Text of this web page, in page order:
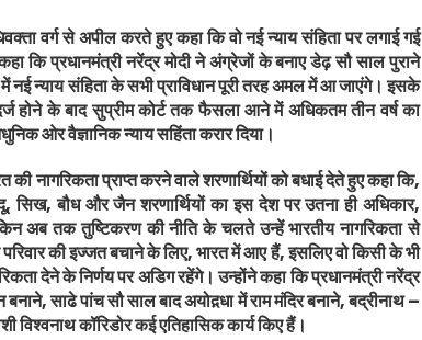
वर्ग से अपील करते हुए कहा कि वो नई न्याय संहिता पर लगाई गई
कि प्रधानमंत्री नरेंद्र मोदी ने अंग्रेजों के बनाए डेढ़ सौ साल पुराने
न्याय संहिता के सभी प्राविधान पूरी तरह अमल में आ जाएंगे। इसके
होने के बाद सुप्रीम कोर्ट तक फैसला आने में अधिकतम तीन वर्ष का
ओर वैज्ञानिक न्याय सहिंता करार दिया।
नागरिकता प्राप्त करने वाले शरणार्थियों को बधाई देते हुए कहा कि,
सिख, बौध और जैन शरणार्थियों का इस देश पर उतना ही अधिकार,
अब तक तुष्टिकरण की नीति के चलते उन्हें भारतीय नागरिकता से
की इज्जत बचाने के लिए, भारत में आए हैं, इसलिए वो किसी के भी
देने के निर्णय पर अडिग रहेंगे। उन्होंने कहा कि प्रधानमंत्री नरेंद्र
साढे पांच सौ साल बाद अयोद़धा में राम मंदिर बनाने, बद्रीनाथ –
विश्वनाथ कॉरिडोर कई एतिहासिक कार्य किए हैं।